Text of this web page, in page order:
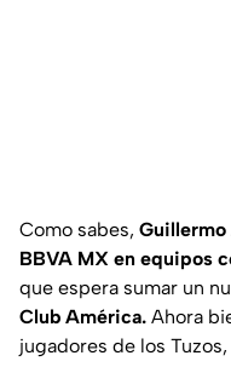
Como sabes, Guillermo
BBVA MX en equipos
que espera sumar un
Club América. Ahora
jugadores de los